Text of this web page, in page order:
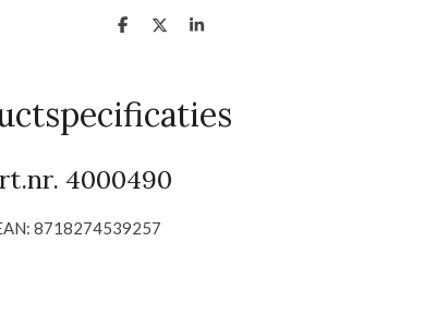
D
D
S
4000490
8718274539257